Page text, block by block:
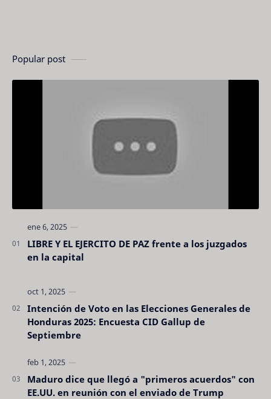
Popular post
LIBRE Y EL EJERCITO DE PAZ frente a los juzgados
en la capital
Intención de Voto en las Elecciones Generales de
Honduras 2025: Encuesta CID Gallup de
Septiembre
Maduro dice que llegó a "primeros acuerdos" con
EE.UU. en reunión con el enviado de Trump